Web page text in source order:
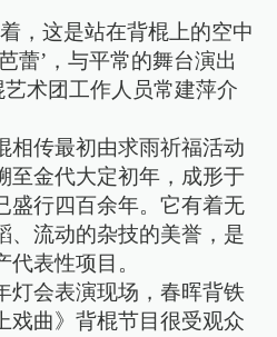
，这是站在背棍上的空中
蕾’，与平常的舞台演出
术团工作人员常建萍介
相传最初由求雨祈福活动
至金代大定初年，成形于
盛行四百余年。它有着无
、流动的杂技的美誉，是
表性项目。
灯会表演现场，春晖背铁
戏曲》背棍节目很受观众